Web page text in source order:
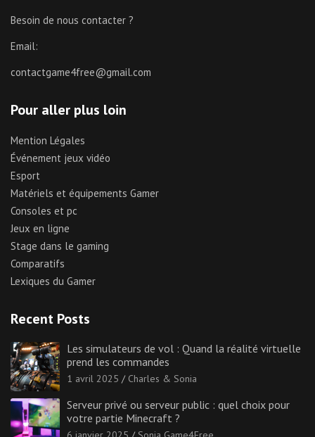
Besoin de nous contacter ?
Email:
contactgame4free@gmail.com
Pour aller plus loin
Mention Légales
Événement jeux vidéo
Esport
Matériels et équipements Gamer
Consoles et pc
Jeux en ligne
Stage dans le gaming
Comparatifs
Lexiques du Gamer
Recent Posts
Les simulateurs de vol : Quand la réalité virtuelle
prend les commandes
1 avril 2025 Charles & Sonia
Serveur privé ou serveur public : quel choix pour
votre partie Minecraft ?